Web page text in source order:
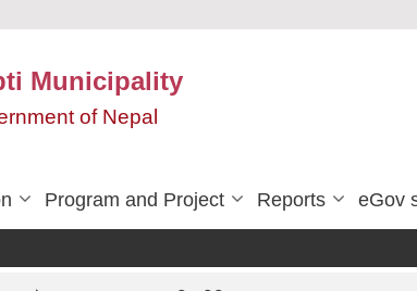
Municipality
of Nepal
Program and Project Reports eGov